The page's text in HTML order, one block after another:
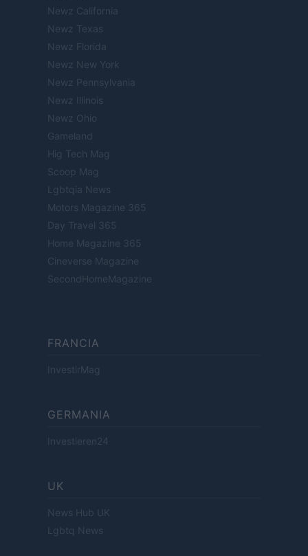
Newz California
Newz Texas
Newz Florida
Newz New York
Newz Pennsylvania
Newz Illinois
Newz Ohio
Gameland
Hig Tech Mag
Scoop Mag
Lgbtqia News
Motors Magazine 365
Day Travel 365
Home Magazine 365
Cineverse Magazine
SecondHomeMagazine
FRANCIA
InvestirMag
GERMANIA
Investieren24
UK
News Hub UK
Lgbtq News